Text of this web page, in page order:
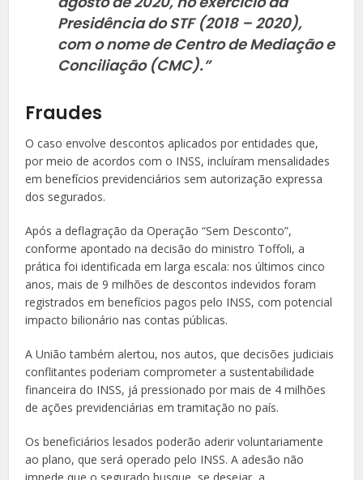
Presidência do STF (2018 – 2020),
com o nome de Centro de Mediação e
Conciliação (CMC).”
Fraudes
O caso envolve descontos aplicados por entidades que,
por meio de acordos com o INSS, incluíram mensalidades
em benefícios previdenciários sem autorização expressa
dos segurados.
Após a deflagração da Operação “Sem Desconto”,
conforme apontado na decisão do ministro Toffoli, a
prática foi identificada em larga escala: nos últimos cinco
anos, mais de 9 milhões de descontos indevidos foram
registrados em benefícios pagos pelo INSS, com potencial
impacto bilionário nas contas públicas.
A União também alertou, nos autos, que decisões judiciais
conflitantes poderiam comprometer a sustentabilidade
financeira do INSS, já pressionado por mais de 4 milhões
de ações previdenciárias em tramitação no país.
Os beneficiários lesados poderão aderir voluntariamente
ao plano, que será operado pelo INSS. A adesão não